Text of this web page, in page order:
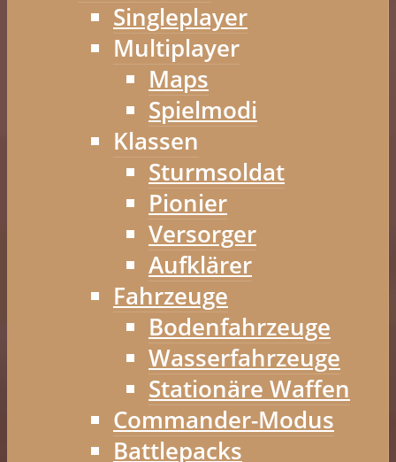
Singleplayer
Multiplayer
Maps
Spielmodi
Klassen
Sturmsoldat
Pionier
Versorger
Aufklärer
Fahrzeuge
Bodenfahrzeuge
Wasserfahrzeuge
Stationäre Waffen
Commander-Modus
Battlepacks